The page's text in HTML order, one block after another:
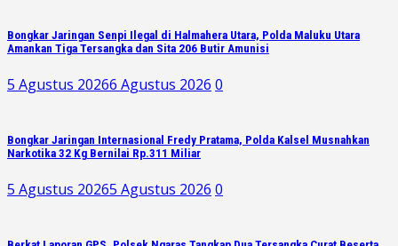
Bongkar Jaringan Senpi Ilegal di Halmahera Utara, Polda Maluku Utara
Amankan Tiga Tersangka dan Sita 206 Butir Amunisi
5 Agustus 20266 Agustus 2026 0
Bongkar Jaringan Internasional Fredy Pratama, Polda Kalsel Musnahkan
Narkotika 32 Kg Bernilai Rp.311 Miliar
5 Agustus 20265 Agustus 2026 0